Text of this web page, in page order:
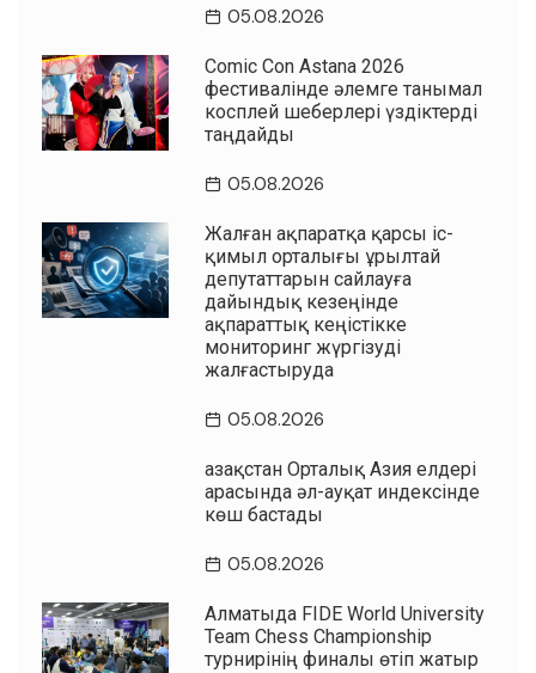
05.08.2026
Comic Con Astana 2026
фестивалінде әлемге танымал
косплей шеберлері үздіктерді
таңдайды
05.08.2026
Жалған ақпаратқа қарсы іс-
қимыл орталығы Құрылтай
депутаттарын сайлауға
дайындық кезеңінде
ақпараттық кеңістікке
мониторинг жүргізуді
жалғастыруда
05.08.2026
Қазақстан Орталық Азия елдері
арасында әл-ауқат индексінде
көш бастады
05.08.2026
Алматыда FIDE World University
Team Chess Championship
турнирінің финалы өтіп жатыр